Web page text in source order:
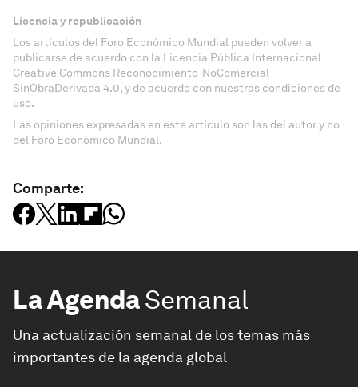
Licencia y republicación
Los artículos del Foro Económico Mundial pueden volver a
publicarse de acuerdo con la Licencia Pública Internacional
Creative Commons Reconocimiento-NoComercial-
SinObraDerivada 4.0, y de acuerdo con nuestras condiciones de
uso.
Las opiniones expresadas en este artículo son las del autor y no
del Foro Económico Mundial.
Comparte:
La AgendaSemanal
Una actualización semanal de los temas más
importantes de la agenda global